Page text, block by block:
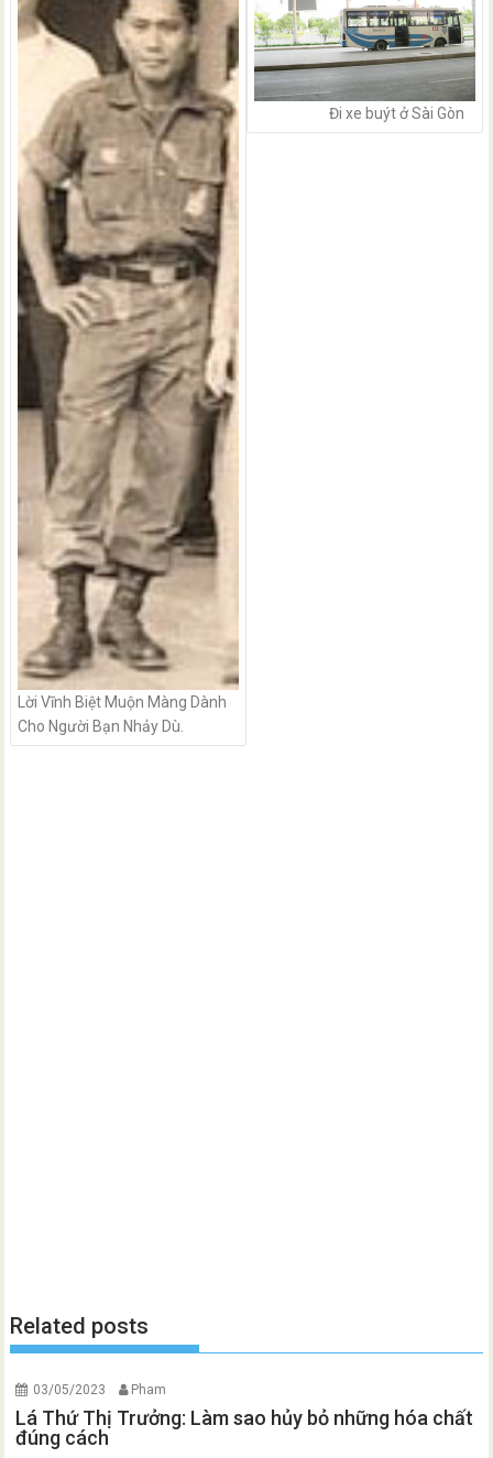
Lời Vĩnh Biệt Muộn Màng Dành
Cho Người Bạn Nhảy Dù.
Đi xe buýt ở Sài Gòn
Related posts
03/05/2023 Pham
Lá Thứ Thị Trưởng: Làm sao hủy bỏ những hóa chất
đúng cách